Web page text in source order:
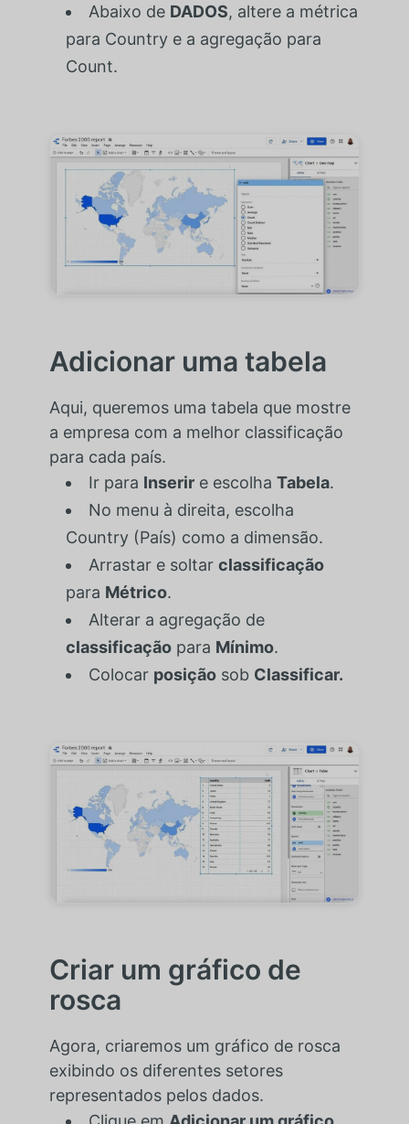
Abaixo de DADOS, altere a métrica
para Country e a agregação para
Count.
Adicionar uma tabela
Aqui, queremos uma tabela que mostre
a empresa com a melhor classificação
para cada país.
Ir para Inserire escolha Tabela.
No menu à direita, escolha
Country (País) como a dimensão.
Arrastar e soltar classificação
para Métrico.
Alterar a agregação de
classificaçãopara Mínimo.
Colocar posiçãosob Classificar.
Criar um gráfico de
rosca
Agora, criaremos um gráfico de rosca
exibindo os diferentes setores
representados pelos dados.